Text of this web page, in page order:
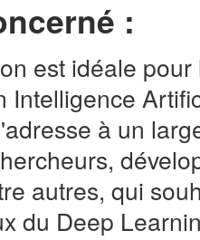
:
est idéale
Intelligence
à un
autres, qui
du Deep